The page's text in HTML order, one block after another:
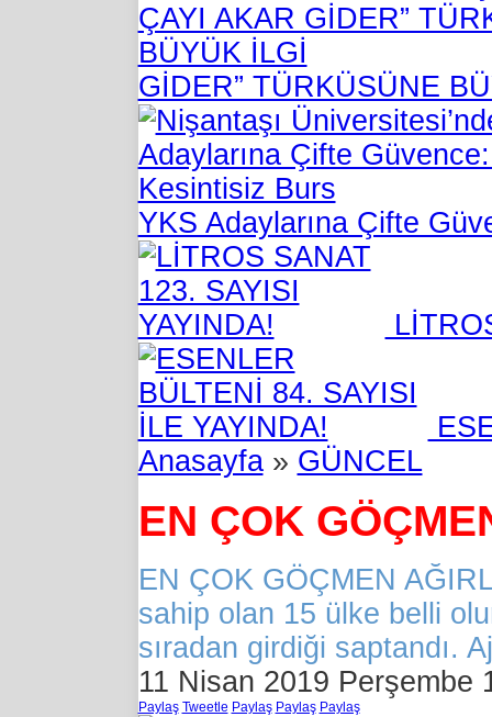
GİDER” TÜRKÜSÜNE
YKS Adaylarına Çifte
Anasayfa» GÜNCEL
EN ÇOK
EN ÇOK GÖÇMEN
sahip olan 15 ülke belli
sıradan girdiği saptandı.
11 Nisan 2019 Perşembe
Paylaş Tweetle Paylaş Paylaş Paylaş